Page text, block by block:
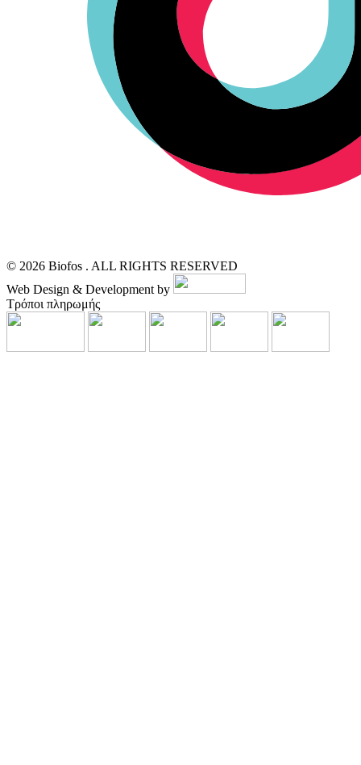
© 2026 Biofos . ALL RIGHTS RESERVED
Web Design & Development by
Τρόποι πληρωμής